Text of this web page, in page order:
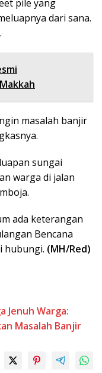
pile yang
dari sana.
masalah banjir
sungai
warga di jalan
ada keterangan
Bencana
hubungi. (MH/Red)
Jenuh Warga:
Masalah Banjir